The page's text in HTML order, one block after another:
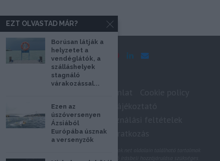
Adatkezelési tájékoztató
Szerzői jogok, felhasználási feltételek
Hírlevél feliratkozás
felhasználásához, újraközléséhez a szerző írásbeli hozzájárulása szükséges.
EZT OLVASTAD MÁR?
Borúsan látják a
helyzetet a
vendéglátók, a
szálláshelyek
stagnáló
várakozással...
Ezen az
úszóversenyen
Ázsiából
Európába úsznak
a versenyzők